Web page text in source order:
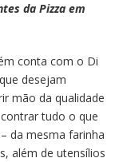
da Pizza em
conta com o Di
desejam
mão da qualidade
tudo o que
da mesma farinha
além de utensílios